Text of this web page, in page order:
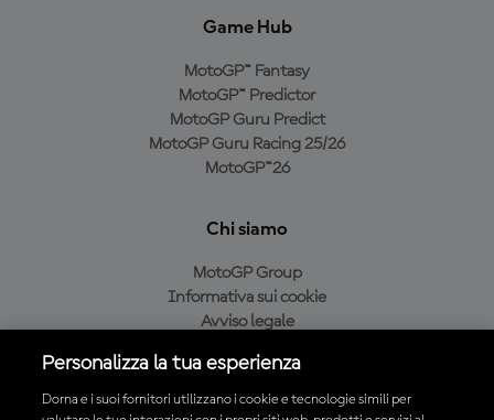
Game Hub
MotoGP™ Fantasy
MotoGP™ Predictor
MotoGP Guru Predict
MotoGP Guru Racing 25/26
MotoGP™26
Chi siamo
MotoGP Group
Informativa sui cookie
Avviso legale
Condizioni di acquisto
Personalizza la tua esperienza
Dorna e i suoi fornitori utilizzano i cookie e tecnologie simili per